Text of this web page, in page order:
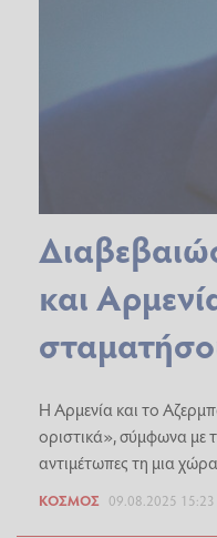
και
Η Αρμενία και το
οριστικά», σύμφωνα με
αντιμέτωπες τη μια
ΚΌΣΜΟΣ 09.08.2025 15:23